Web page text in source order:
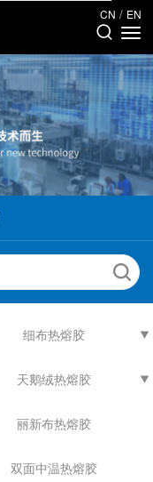
CN / EN
细布热熔胶
天鹅绒热熔胶
丽新布热熔胶
双面中温热熔胶